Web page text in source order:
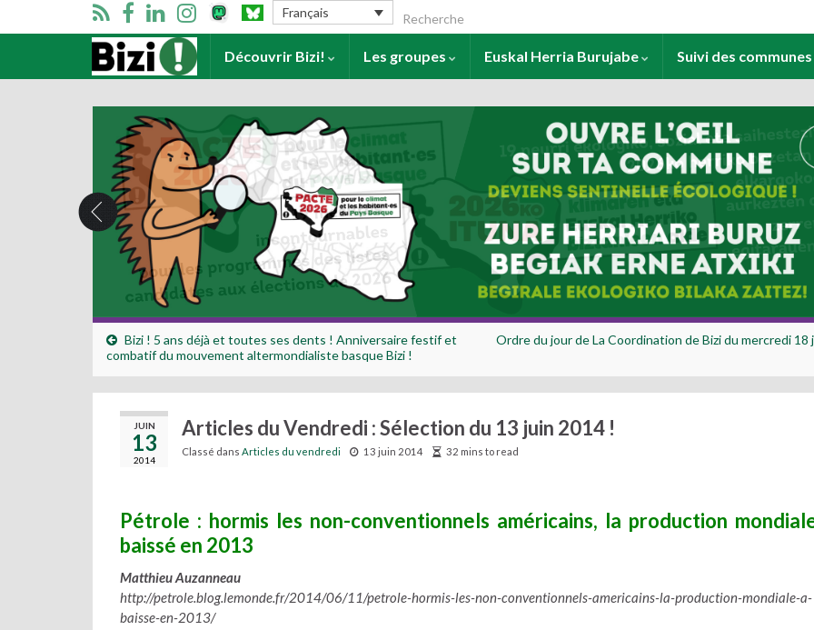
Français Search for:
Accueil Découvrir Bizi! Les groupes Euskal Herria Burujabe Suivi des communes
Bizi ! 5 ans déjà et toutes ses dents ! Anniversaire festif et
combatif du mouvement altermondialiste basque Bizi !
Ordre du jour de La Coordination de Bizi du mercredi 18
JUIN
13
2014
Articles du Vendredi : Sélection du 13 juin 2014 !
Classé dans Articles du vendredi 13 juin 2014 32 mins to read
Pétrole : hormis les non-conventionnels américains, la production
baissé en 2013
Matthieu Auzanneau
http://petrole.blog.lemonde.fr/2014/06/11/petrole-hormis-les-non-conventionnels-americains-la-production-mondiale-a-
baisse-en-2013/